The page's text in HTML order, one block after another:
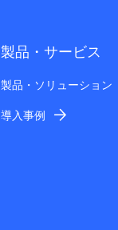
製品・サービス
製品・ソリューション
導入事例